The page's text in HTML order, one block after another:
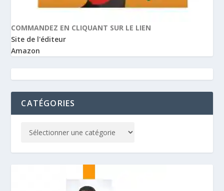
COMMANDEZ EN CLIQUANT SUR LE LIEN
Site de l'éditeur
Amazon
CATÉGORIES